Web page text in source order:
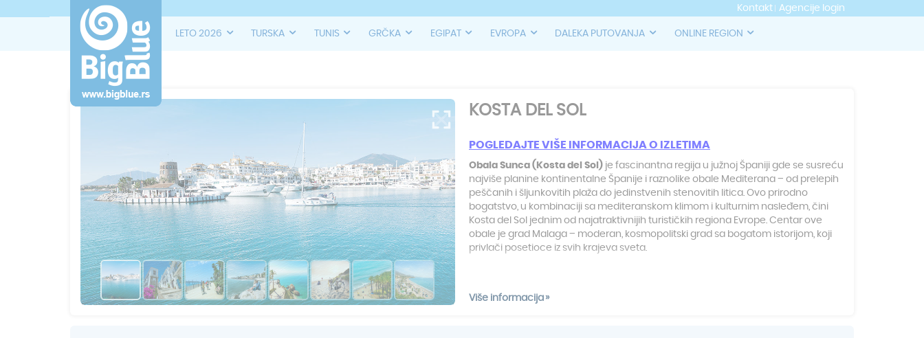
Kontakt Agencije login
LETO 2026 TURSKA TUNIS GRČKA EGIPAT EVROPA DALEKA PUTOVANJA ONLINE REGION
KOSTA DEL SOL
POGLEDAJTE VI ŠE INFORMACIJA O IZLETIMA
Obala Sunca (Kosta del Sol) je fascinantna regija u južnoj Španiji gde se susreću
najviše planine kontinentalne Španije i raznolike obale Mediterana – od prelepih
peščanih i šljunkovitih plaža do jedinstvenih stenovitih litica. Ovo prirodno
bogatstvo, u kombinaciji sa mediteranskom klimom i kulturnim nasleđem, čini
Kosta del Sol jednim od najatraktivnijih turističkih regiona Evrope. Centar ove
obale je grad Malaga – moderan, kosmopolitski grad sa bogatom istorijom, koji
privlači posetioce iz svih krajeva sveta.
ponudi u kojoj dominiraju tradicionalni mediteranski specijaliteti. Kosta del Sol se
Više informacija